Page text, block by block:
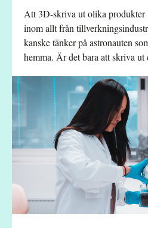
Att 3D-skriva ut olika produkter
inom allt från
kanske tänker på astronauten
hemma. Är det bara att skriva ut